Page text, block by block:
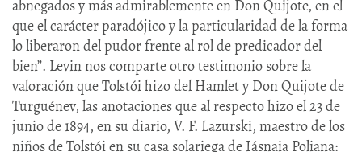
abnegados y más admirablemente en Don Quijote, en el
que el carácter paradójico y la particularidad de la forma
lo liberaron del pudor frente al rol de predicador del
bien”. Levin nos comparte otro testimonio sobre la
valoración que Tolstói hizo del Hamlet y Don Quijote de
Turguénev, las anotaciones que al respecto hizo el 23 de
junio de 1894, en su diario, V. F. Lazurski, maestro de los
niños de Tolstói en su casa solariega de Iásnaia Poliana: